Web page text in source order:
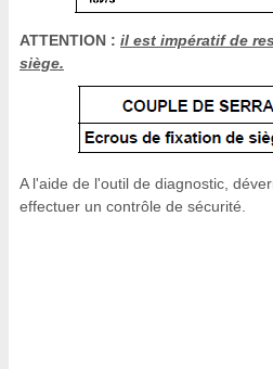
ATTENTION : il est impératif de
siège.
A l'aide de l'outil de diagnostic,
effectuer un contrôle de sécurité.